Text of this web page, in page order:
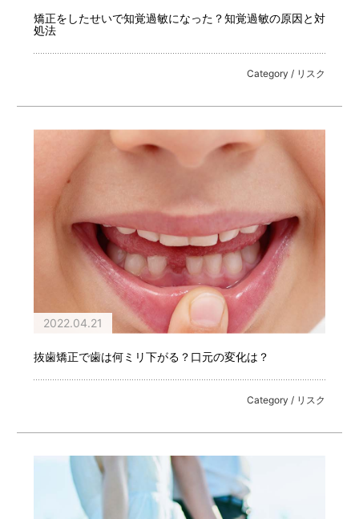
矯正をしたせいで知覚過敏になった？知覚過敏の原因と対
処法
Category / リスク
2022.04.21
抜歯矯正で歯は何ミリ下がる？口元の変化は？
Category / リスク